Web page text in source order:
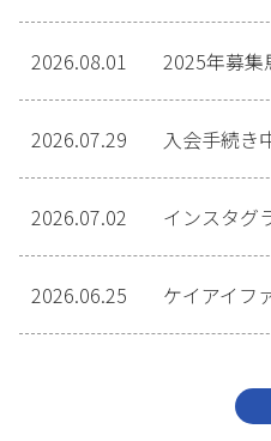
2026.08.01 2025年募集
2026.07.29 入会手続き
2026.07.02 インスタグ
2026.06.25 ケイアイフ